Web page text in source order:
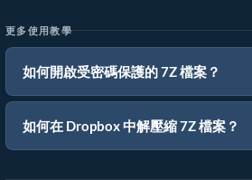
更多使用教學
如何開啟受密碼保護的 7Z 檔案？
如何在 Dropbox 中解壓縮 7Z 檔案？